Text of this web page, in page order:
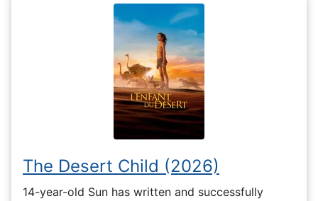
The Desert Child (2026)
14-year-old Sun has written and successfully